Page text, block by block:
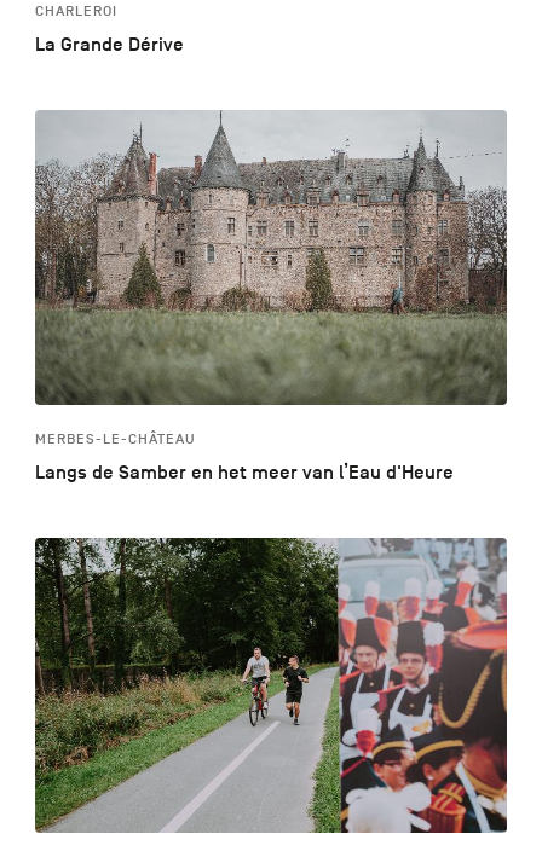
CHARLEROI
La Grande Dérive
MERBES-LE-CHÂTEAU
Langs de Samber en het meer van l’Eau d'Heure